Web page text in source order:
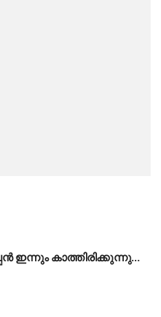
ഇന്നും കാത്തിരിക്കുന്നു…